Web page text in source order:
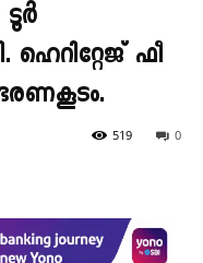
ഹെറിറ്റേജ് ഫീ
0
519